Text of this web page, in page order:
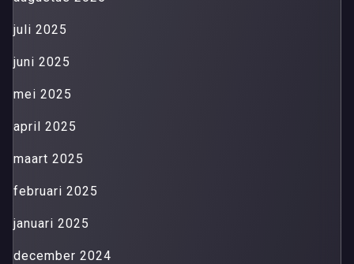
juli 2025
juni 2025
mei 2025
april 2025
maart 2025
februari 2025
januari 2025
december 2024